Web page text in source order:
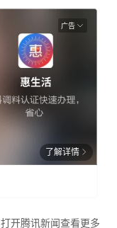
广告
了解详情
打开腾讯新闻查看更多